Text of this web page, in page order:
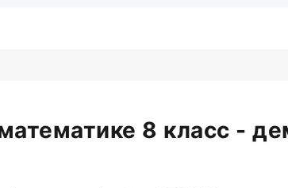
8 класс -